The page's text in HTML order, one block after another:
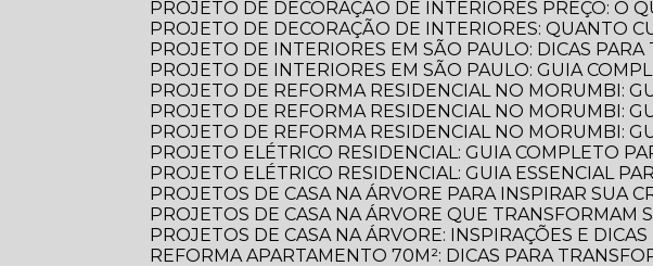
PROJETO DE DECORAÇÃO DE INTERIORES PREÇO: O
PROJETO DE DECORAÇÃO DE INTERIORES: QUANTO
PROJETO DE INTERIORES EM SÃO PAULO: DICAS
PROJETO DE INTERIORES EM SÃO PAULO: GUIA
PROJETO DE REFORMA RESIDENCIAL NO MORUMBI:
PROJETO DE REFORMA RESIDENCIAL NO MORUMBI:
PROJETO DE REFORMA RESIDENCIAL NO MORUMBI:
PROJETO ELÉTRICO RESIDENCIAL: GUIA COMPLETO
PROJETO ELÉTRICO RESIDENCIAL: GUIA ESSENCIAL
PROJETOS DE CASA NA ÁRVORE PARA INSPIRAR SUA
PROJETOS DE CASA NA ÁRVORE QUE TRANSFORMAM
PROJETOS DE CASA NA ÁRVORE: INSPIRAÇÕES E DICAS
REFORMA APARTAMENTO 70M²: DICAS PARA